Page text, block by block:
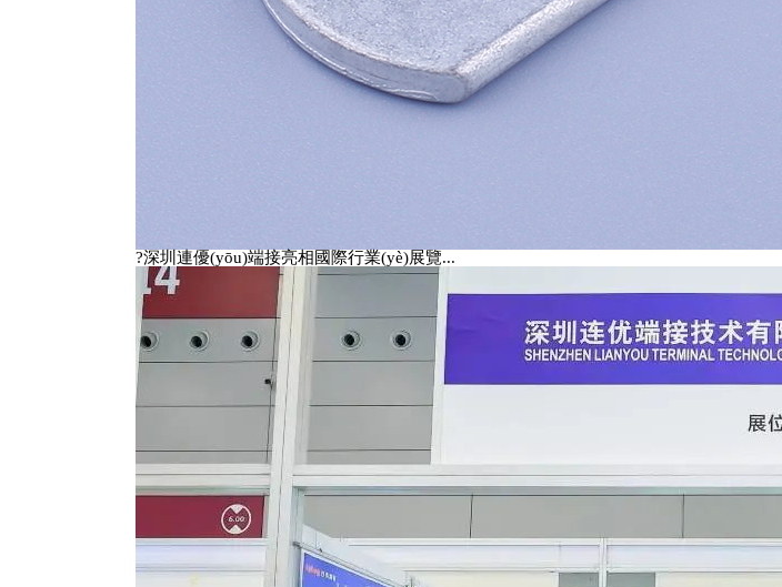
?深圳連優(yōu)端接亮相國際行業(yè)展覽...